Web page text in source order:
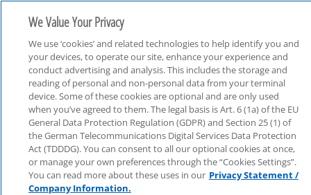
Consulting
We Value Your Privacy
We use ‘cookies’ and related technologies to help identify you and
your devices, to operate our site, enhance your experience and
conduct advertising and analysis. This includes the storage and
reading of personal and non-personal data from your terminal
device. Some of these cookies are optional and are only used
when you’ve agreed to them. The legal basis is Art. 6 (1a) of the EU
General Data Protection Regulation (GDPR) and Section 25 (1) of
the German Telecommunications Digital Services Data Protection
Act (TDDDG). You can consent to all our optional cookies at once,
or manage your own preferences through the “Cookies Settings”.
You can read more about these uses in our Privacy Statement /
Company Information.